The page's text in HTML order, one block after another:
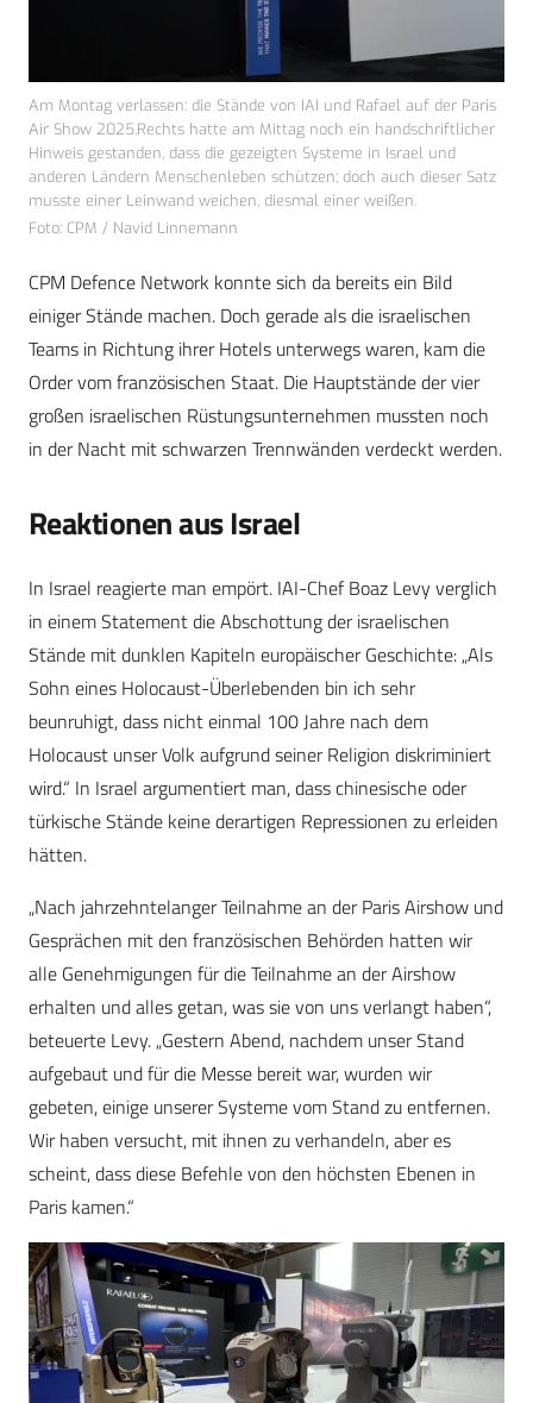
Am Montag verlassen: die Stände von IAI und Rafael auf der Paris
Air Show 2025.Rechts hatte am Mittag noch ein handschriftlicher
Hinweis gestanden, dass die gezeigten Systeme in Israel und
anderen Ländern Menschenleben schützen; doch auch dieser Satz
musste einer Leinwand weichen, diesmal einer weißen.
Foto: CPM / Navid Linnemann
CPM Defence Network konnte sich da bereits ein Bild
einiger Stände machen. Doch gerade als die israelischen
Teams in Richtung ihrer Hotels unterwegs waren, kam die
Order vom französischen Staat. Die Hauptstände der vier
großen israelischen Rüstungsunternehmen mussten noch
in der Nacht mit schwarzen Trennwänden verdeckt werden.
Reaktionen aus Israel
In Israel reagierte man empört. IAI-Chef Boaz Levy verglich
in einem Statement die Abschottung der israelischen
Stände mit dunklen Kapiteln europäischer Geschichte: „Als
Sohn eines Holocaust-Überlebenden bin ich sehr
beunruhigt, dass nicht einmal 100 Jahre nach dem
Holocaust unser Volk aufgrund seiner Religion diskriminiert
wird.“ In Israel argumentiert man, dass chinesische oder
türkische Stände keine derartigen Repressionen zu erleiden
hätten.
„Nach jahrzehntelanger Teilnahme an der Paris Airshow und
Gesprächen mit den französischen Behörden hatten wir
alle Genehmigungen für die Teilnahme an der Airshow
erhalten und alles getan, was sie von uns verlangt haben“,
beteuerte Levy. „Gestern Abend, nachdem unser Stand
aufgebaut und für die Messe bereit war, wurden wir
gebeten, einige unserer Systeme vom Stand zu entfernen.
Wir haben versucht, mit ihnen zu verhandeln, aber es
scheint, dass diese Befehle von den höchsten Ebenen in
Paris kamen.“